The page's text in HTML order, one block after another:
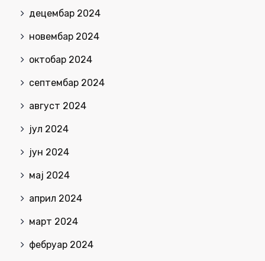
децембар 2024
новембар 2024
октобар 2024
септембар 2024
август 2024
јул 2024
јун 2024
мај 2024
април 2024
март 2024
фебруар 2024